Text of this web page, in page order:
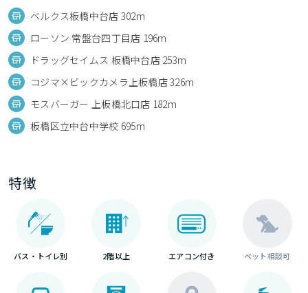
ベルクス板橋中台店 302m
ローソン 常盤台四丁目店 196m
ドラッグセイムス 板橋中台店 253m
コジマ×ビックカメラ上板橋店 326m
モスバーガー 上板橋北口店 182m
板橋区立中台中学校 695m
特徴
バス・トイレ別 2階以上 エアコン付き ペット相談可